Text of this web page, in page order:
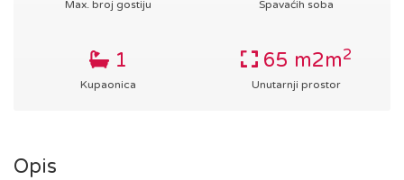
Max. broj gostiju Spavaćih soba
1
Kupaonica
65 m2m2
Unutarnji prostor
Opis